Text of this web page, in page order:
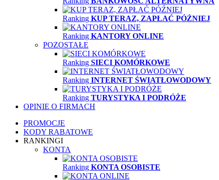
Ranking KUP TERAZ, ZAPŁAĆ PÓŹNIEJ
Ranking KANTORY ONLINE
POZOSTAŁE
Ranking SIECI KOMÓRKOWE
Ranking INTERNET ŚWIATŁOWODOWY
Ranking TURYSTYKA I PODRÓŻE
OPINIE O FIRMACH
PROMOCJE
KODY RABATOWE
RANKINGI
KONTA
Ranking KONTA OSOBISTE